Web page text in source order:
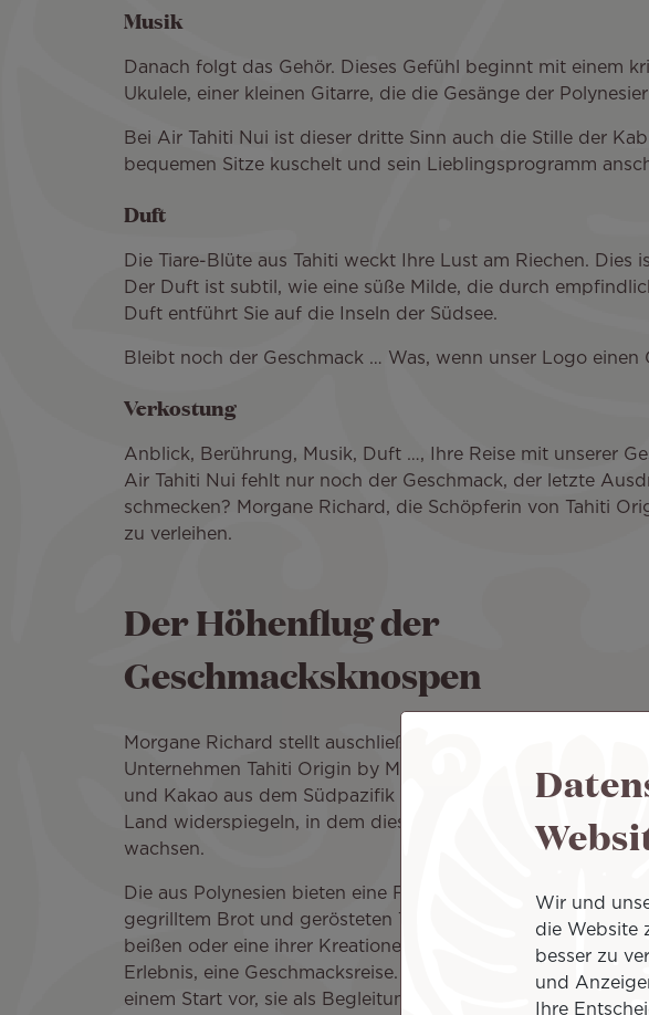
Musik
Danach folgt das Gehör. Dieses Gefühl beginnt mit einem
Ukulele, einer kleinen Gitarre, die die Gesänge der
Bei Air Tahiti Nui ist dieser dritte Sinn auch die Stille der
bequemen Sitze kuschelt und sein Lieblingsprogramm
Duft
Die Tiare-Blüte aus Tahiti weckt Ihre Lust am Riechen.
Der Duft ist subtil, wie eine süße Milde, die durch
Duft entführt Sie auf die Inseln der Südsee.
Bleibt noch der Geschmack … Was, wenn unser Logo einen
Verkostung
Anblick, Berührung, Musik, Duft …, Ihre Reise mit unserer
Air Tahiti Nui fehlt nur noch der Geschmack, der letzte
schmecken? Morgane Richard, die Schöpferin von Tahiti
zu verleihen.
Der Höhenflug der
Geschmacksknospen
Morgane Richard stellt auschließlich Schokolade her. Mit
Unternehmen Tahiti Origin by M stellt sie aus polynesischen
und Kakao aus dem Südpazifik einzigartige Schokoladen
Land widerspiegeln, in dem diese riesigen Bäume, die
wachsen.
Die aus Polynesien bieten eine Frucht mit exquisiten
gegrilltem Brot und gerösteten Trockenfrüchten. In ihre
beißen oder eine ihrer Kreationen zu probieren, ist ein
Erlebnis, eine Geschmacksreise. Morgane schlug Air Tahiti
einem Start vor, sie als Begleitung bei einer Flugreise
Wir und
die Website
besser zu
und
Ihre